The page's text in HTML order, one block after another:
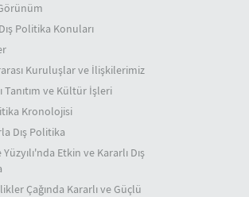
Politika Konuları
Kuruluşlar ve İlişkilerimiz
Tanıtım ve Kültür İşleri
Kronolojisi
Dış Politika
Etkin ve Kararlı Dış
Çağında Kararlı ve Güçlü